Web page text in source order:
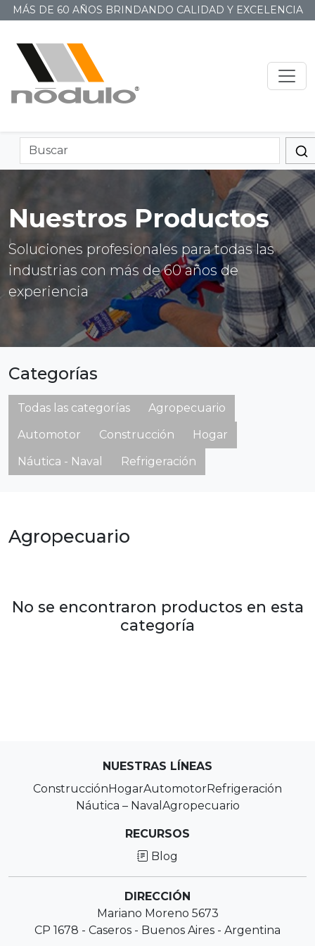
MÁS DE 60 AÑOS BRINDANDO CALIDAD Y EXCELENCIA
Nuestros Productos
Soluciones profesionales para todas las
industrias con más de 60 años de
experiencia
Categorías
Todas las categorías
Agropecuario
Automotor
Construcción
Hogar
Náutica - Naval
Refrigeración
Agropecuario
No se encontraron productos en esta
categoría
NUESTRAS LÍNEAS
ConstrucciónHogarAutomotorRefrigeración
Náutica – Naval Agropecuario
RECURSOS
Blog
DIRECCIÓN
Mariano Moreno 5673
CP 1678 - Caseros - Buenos Aires - Argentina